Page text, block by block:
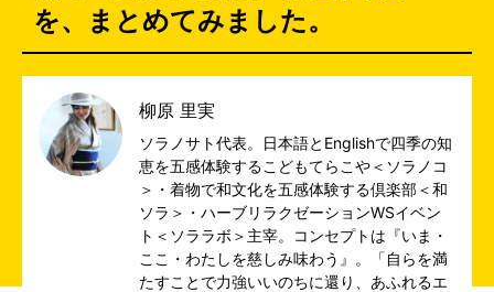
を、まとめてみました。
柳原 里実
ソラノサト代表。日本語とEnglishで四季の知
恵を五感体験するこどもてらこや＜ソラノコ
＞・着物で和文化を五感体験する倶楽部＜和
ソラ＞・ハーブリラクゼーションWSイベン
ト＜ソララボ＞主宰。コンセプトは『いま・
ここ・わたしを慈しみ味わう』。「自らを満
たすことで力強いいのちに還り、あふれるエ